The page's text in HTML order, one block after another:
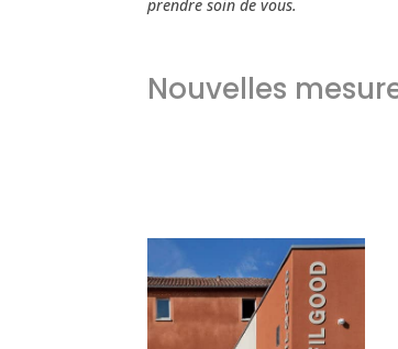
prendre soin de vous.
Nouvelles